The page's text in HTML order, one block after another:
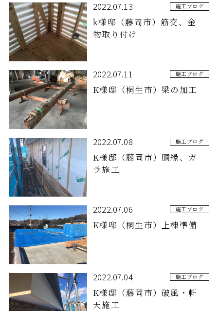
2022.07.13
k様邸（藤岡市）筋交、金
物取り付け
施工ブログ
2022.07.11
K様邸（桐生市）梁の加工
施工ブログ
2022.07.08
K様邸（藤岡市）胴縁、ガ
ラ施工
施工ブログ
2022.07.06
K様邸（桐生市）上棟準備
施工ブログ
2022.07.04
K様邸（藤岡市）破風・軒
天施工
施工ブログ